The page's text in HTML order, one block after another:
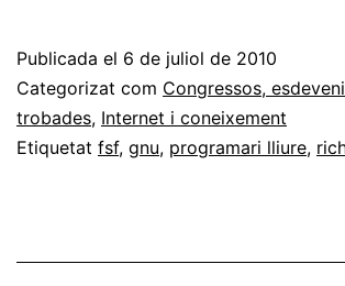
de
Richard
Stallman
Publicada el 6 de juliol de 2010
Categorizat com Congressos,
trobades, Internet i coneixement
Etiquetat fsf, gnu, programari lliure,